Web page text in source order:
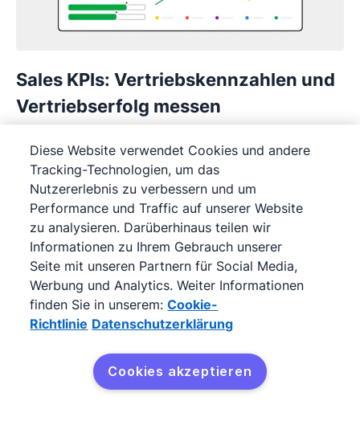
Sales KPIs: Vertriebskennzahlen und
Vertriebserfolg messen
gibt, wie sie berechnet werden und welche
Sales KPIs für Ihr Unternehmen die
aussagekräftigsten Daten liefern.
Kostenlos testen
Diese Website verwendet Cookies und andere
Tracking-Technologien, um das
Nutzererlebnis zu verbessern und um
Performance und Traffic auf unserer Website
zu analysieren. Darüberhinaus teilen wir
Informationen zu Ihrem Gebrauch unserer
Seite mit unseren Partnern für Social Media,
Werbung und Analytics. Weiter Informationen
finden Sie in unserem: Cookie-
Richtlinie Datenschutzerklärung
Cookies akzeptieren